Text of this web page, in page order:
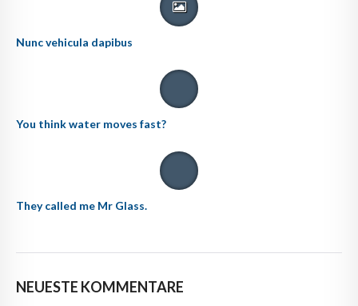
Nunc vehicula dapibus
You think water moves fast?
They called me Mr Glass.
NEUESTE KOMMENTARE